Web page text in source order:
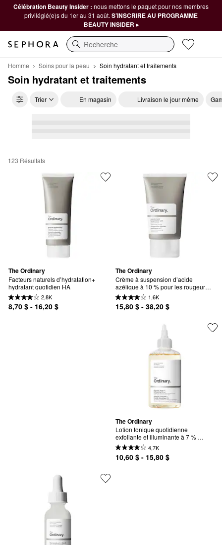
Célébration Beauty Insider : nous mettons le paquet pour nos membres
privilégié(e)s du 1er au 31 août. S’INSCRIRE AU PROGRAMME
BEAUTY INSIDER ▸
Recherche
Homme Soins pour la peau Soin hydratant et traitements
Soin hydratant et traitements
Trier En magasin Livraison le jour même
Soin hydratant et traitements
123 Résultats
The Ordinary
Facteurs naturels d’hydratation+
hydratant quotidien HA
2,8K
8,70 $ - 16,20 $
The Ordinary
Crème à suspension d’acide
azélique à 10 % pour les rougeurs
et la peau sujette aux imperfections
1,6K
15,80 $ - 38,20 $
The Ordinary
Lotion tonique quotidienne
exfoliante et illuminante à 7 %
d’acide glycolique
4,7K
10,60 $ - 15,80 $